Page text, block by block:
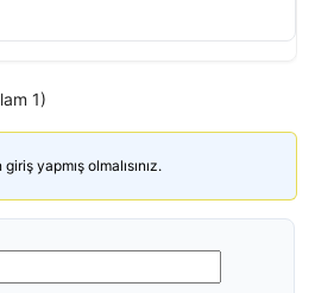
1)
yapmış olmalısınız.